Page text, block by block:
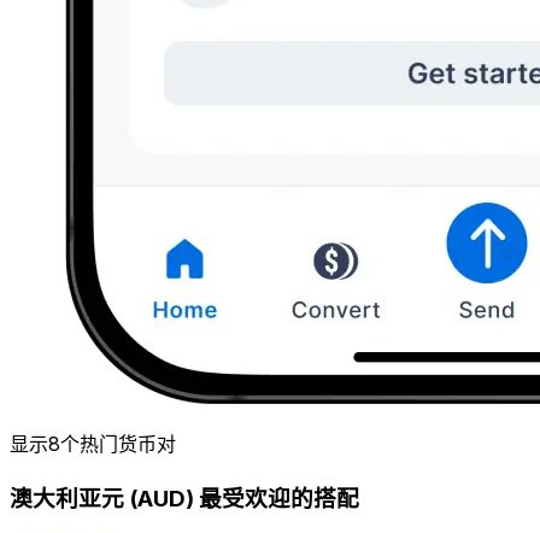
显示8个热门货币对
澳大利亚元 (AUD) 最受欢迎的搭配